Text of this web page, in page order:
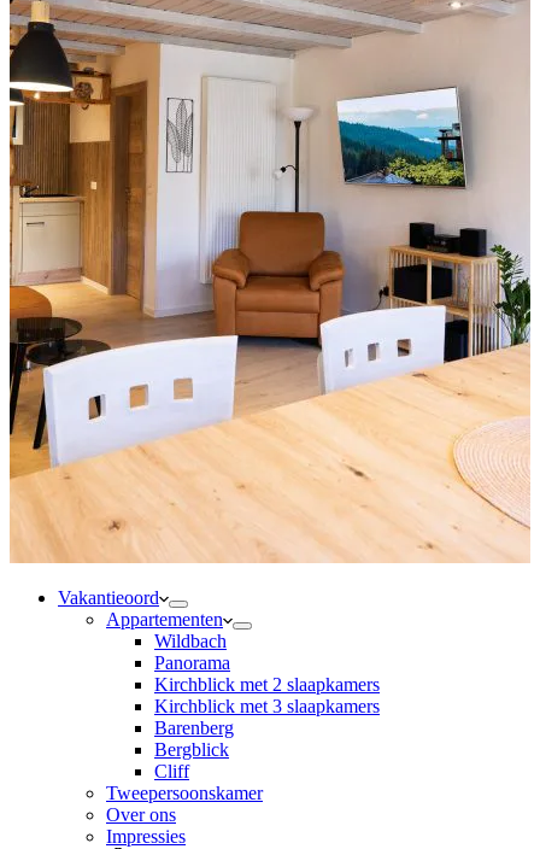
Vakantieoord
Appartementen
Wildbach
Panorama
Kirchblick met 2 slaapkamers
Kirchblick met 3 slaapkamers
Barenberg
Bergblick
Cliff
Tweepersoonskamer
Over ons
Impressies